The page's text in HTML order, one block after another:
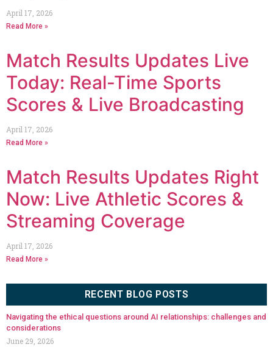
April 17, 2026
Read More »
Match Results Updates Live
Today: Real-Time Sports
Scores & Live Broadcasting
April 17, 2026
Read More »
Match Results Updates Right
Now: Live Athletic Scores &
Streaming Coverage
April 17, 2026
Read More »
RECENT BLOG POSTS
Navigating the ethical questions around AI relationships: challenges and
considerations
June 29, 2026